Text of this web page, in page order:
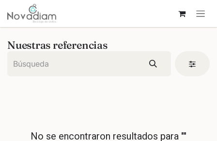
Ir al contenido
Nuestras referencias
No se encontraron resultados para ""